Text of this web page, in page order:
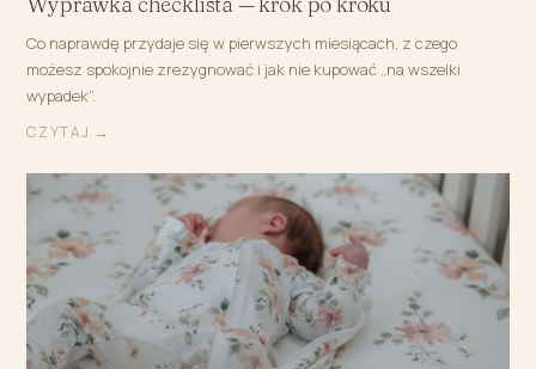
Co naprawdę przydaje się w pierwszych miesiącach, z czego
możesz spokojnie zrezygnować i jak nie kupować „na wszelki
wypadek”.
CZYTAJ →